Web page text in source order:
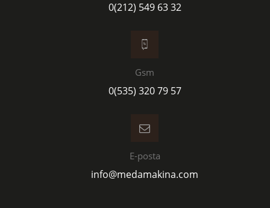
0(212) 549 63 32
Gsm
0(535) 320 79 57
E-posta
info@medamakina.com